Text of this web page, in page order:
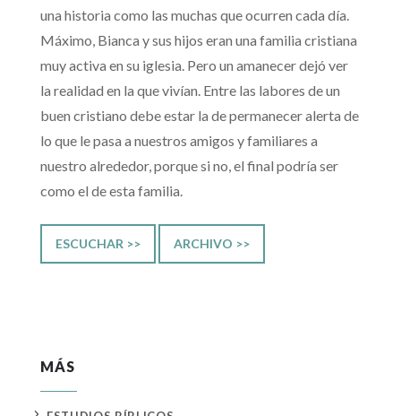
una historia como las muchas que ocurren cada día.
Máximo, Bianca y sus hijos eran una familia cristiana
muy activa en su iglesia. Pero un amanecer dejó ver
la realidad en la que vivían. Entre las labores de un
buen cristiano debe estar la de permanecer alerta de
lo que le pasa a nuestros amigos y familiares a
nuestro alrededor, porque si no, el final podría ser
como el de esta familia.
ESCUCHAR >> ARCHIVO >>
MÁS